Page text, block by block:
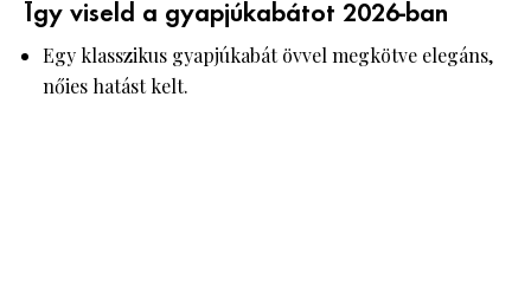
Így viseld a gyapjúkabátot 2026-ban
Egy klasszikus gyapjúkabát övvel megkötve elegáns,
nőies hatást kelt.